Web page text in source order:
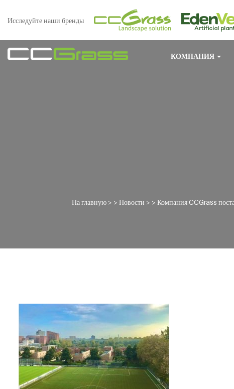
Исследуйте наши бренды
КОМПАНИЯ
На главную > > Новости > > Компания CCGrass